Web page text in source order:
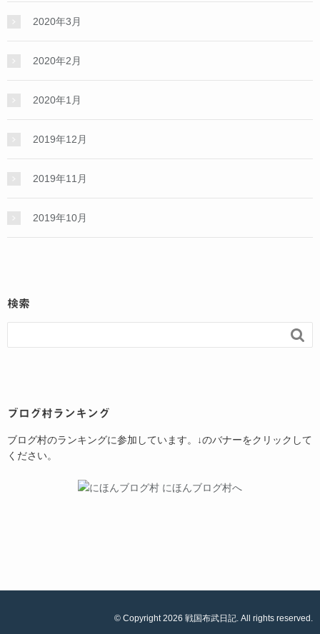
2020年3月
2020年2月
2020年1月
2019年12月
2019年11月
2019年10月
検索

ブログ村ランキング
ブログ村のランキングに参加しています。↓のバナーをクリックして
ください。
© Copyright 2026 戦国布武日記. All rights reserved.